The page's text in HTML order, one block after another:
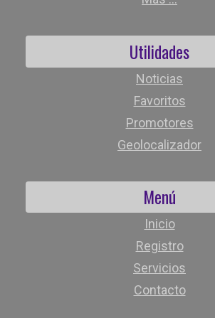
Utilidades
Noticias
Favoritos
Promotores
Geolocalizador
Menú
Inicio
Registro
Servicios
Contacto